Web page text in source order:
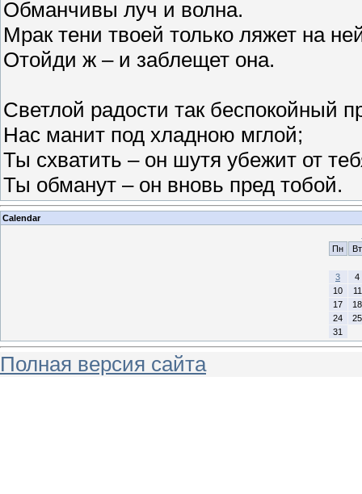
Обманчивы луч и волна.
Мрак тени твоей только ляжет на
Отойди ж – и заблещет она.
Светлой радости так беспокойный
Нас манит под хладною мглой;
Ты схватить – он шутя убежит от
Ты обманут – он вновь пред тобой.
Calendar
Пн
Вт
3
4
10
11
17
18
24
25
31
Полная версия сайта